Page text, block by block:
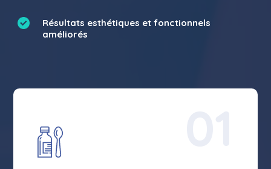
Résultats esthétiques et fonctionnels
améliorés